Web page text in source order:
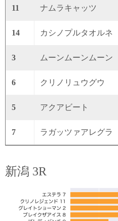
11 ナムラキャッツ
14 カシノプルタオルネ
3 ムーンムーンムーン
6 クリノリュウグウ
5 アクアビート
7 ラガッツァアレグラ
新潟 3R